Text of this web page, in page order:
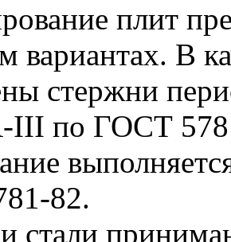
плит
вариантах. В
стержни
III по ГОСТ
82.